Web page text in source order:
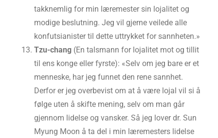
takknemlig for min læremester sin lojalitet og
modige beslutning. Jeg vil gjerne veilede alle
konfutsianister til dette uttrykket for sannheten.»
Tzu-chang (En talsmann for lojalitet mot og tillit
til ens konge eller fyrste): «Selv om jeg bare er et
menneske, har jeg funnet den rene sannhet.
Derfor er jeg overbevist om at å være lojal vil si å
følge uten å skifte mening, selv om man går
gjennom lidelse og vansker. Så jeg lover dr. Sun
Myung Moon å ta del i min læremesters lidelse